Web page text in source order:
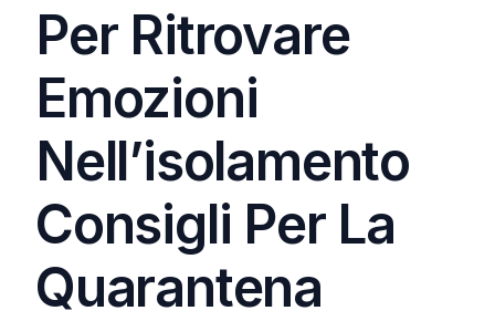
Per Ritrovare
Emozioni
Nell’isolamento
Consigli Per La
Quarantena